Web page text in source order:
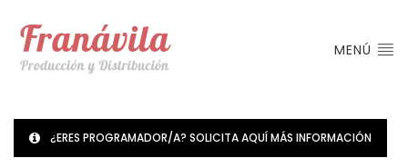
MENÚ
¿ERES PROGRAMADOR/A? SOLICITA AQUÍ MÁS INFORMACIÓN